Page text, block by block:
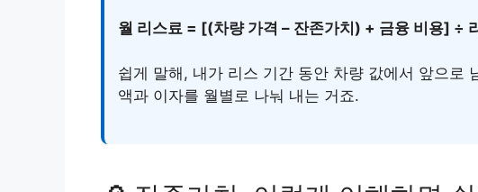
월 리스료 = [(차량 가격 – 잔존가치) + 금융 비용] ÷
쉽게 말해, 내가 리스 기간 동안 차량 값에서 앞으로
액과 이자를 월별로 나눠 내는 거죠.